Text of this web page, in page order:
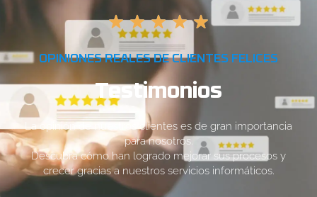
OPINIONES REALES DE CLIENTES FELICES
Testimonios
La opinión de nuestros clientes es de gran importancia
para nosotros.
Descubra cómo han logrado mejorar sus procesos y
crecer gracias a nuestros servicios informáticos.